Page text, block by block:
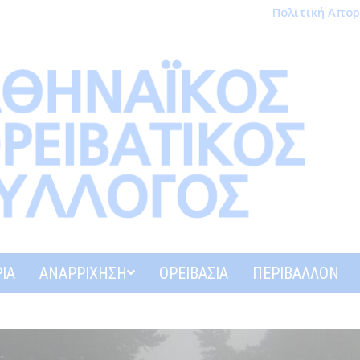
Πολιτική
ΑΝΑΡΡΊΧΗΣΗ ΟΡΕΙΒΑΣΊΑ ΠΕΡΙΒΆΛΛΟΝ